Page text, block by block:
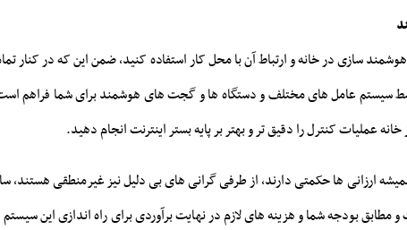
سازی در خانه و ارتباط آن با محل کار استفاده کنید، ضمن این که در کنار
توسط سیستم عامل های مختلف و دستگاه ها و گجت های هوشمند برای شما فراهم
عملیات کنترل را دقیق تر و بهتر بر پایه بستر اینترنت انجام دهید.
ارزانی ها حکمتی دارند، از طرفی گرانی های بی دلیل نیز غیرمنطقی هستند،
بودجه شما و هزینه های لازم در نهایت برآوردی برای راه اندازی این